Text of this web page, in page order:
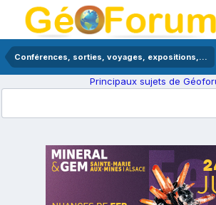
Conférences, sorties, voyages, expositions,...
Principaux sujets de